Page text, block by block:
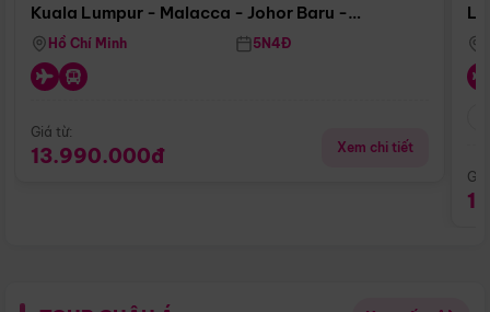
Kuala Lumpur - Malacca - Johor Baru -
Singapore
Hồ Chí Minh 5N4Đ
Giá từ:
13.990.000đ Xem chi tiết